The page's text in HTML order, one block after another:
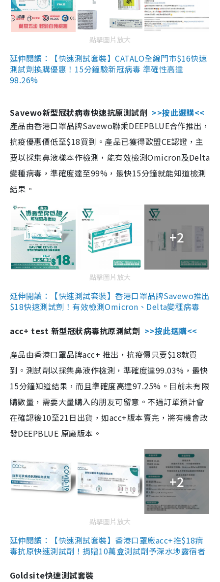
點擊圖片放大
延伸閱讀：【快速測試套裝】CATALO全線門市$16快速
測試劑換購優惠！15分鐘驗新冠病毒 準確性高達
98.26%
Savewo新型冠狀病毒快速抗原測試劑 >>按此選購<<
產品由香港口罩品牌Savewo聯乘DEEPBLUE合作推出，
抗疫優惠價低至$18買到。產品已獲得歐盟CE認證，主
要以採集鼻液樣本作檢測，能有效檢測Omicron及Delta
變種病毒，準確度達至99%，最快15分鐘就能知道檢測
結果。
+2
點擊圖片放大
延伸閱讀：【快速測試套裝】香港口罩品牌Savewo推出
$18快速測試劑！有效檢測Omicron、Delta變種病毒
acc+ test 新型冠狀病毒抗原測試劑 >>按此選購<<
產品由香港口罩品牌acc+ 推出，抗疫價只要$18就買
到。測試劑以採集鼻液作檢測，準確度達99.03%，最快
15分鐘知道結果，而且準確度高達97.25%。目前未有限
購數量，需要大量購入的朋友可留意。不過訂單預計會
在確認後10至21日出貨，如acc+版本賣完，將有機會改
發DEEPBLUE 原廠版本。
+2
點擊圖片放大
延伸閱讀：【快速測試套裝】香港口罩廠acc+推$18病
毒抗原快速測試劑！捐贈10萬盒測試劑予深水埗露宿者
Goldsite快速測試套裝